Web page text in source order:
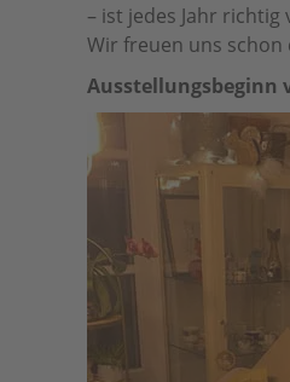
– ist jedes Jahr
Wir freuen uns
Ausstellungsbeginn